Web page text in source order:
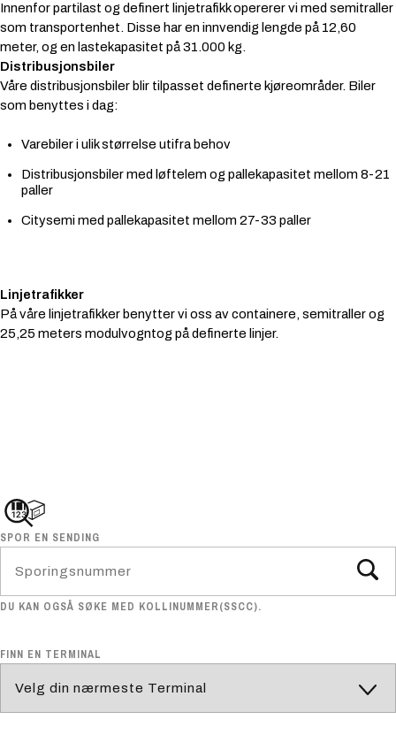
Innenfor partilast og definert linjetrafikk opererer vi med semitraller
som transportenhet. Disse har en innvendig lengde på 12,60
meter, og en lastekapasitet på 31.000 kg.
Distribusjonsbiler
Våre distribusjonsbiler blir tilpasset definerte kjøreområder. Biler
som benyttes i dag:
Varebiler i ulik størrelse utifra behov
Distribusjonsbiler med løftelem og pallekapasitet mellom 8-21
paller
Citysemi med pallekapasitet mellom 27-33 paller
Linjetrafikker
På våre linjetrafikker benytter vi oss av containere, semitraller og
25,25 meters modulvogntog på definerte linjer.
SPOR EN SENDING
DU KAN OGSÅ SØKE MED KOLLINUMMER(SSCC).
FINN EN TERMINAL